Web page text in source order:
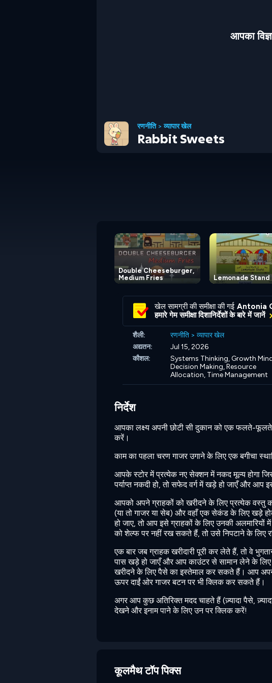
आपका
रणनीति>व्यापार खेल
Rabbit Sweets
Double Cheeseburger,
Medium Fries
Lemonade Stand
खेल सामग्री की समीक्षा की गई Antonia
हमारे गेम समीक्षा दिशानिर्देशों के बारे में जानें
शैली: रणनीति > व्यापार खेल
अद्यतन:
Jul 15, 2026
कौशल:
Systems Thinking,Growth
Decision Making,Resource
Allocation, Time Management
निर्देश
आपका लक्ष्य अपनी छोटी सी दुकान को एक फलते-
करें।
काम का पहला चरण गाजर उगाने के लिए एक बगीचा
आपके स्टोर में प्रत्येक नए सेक्शन में नकद मूल्य होगा
पर्याप्त नकदी हो, तो सफेद वर्ग में खड़े हो जाएँ और आप
आपको अपने ग्राहकों को खरीदने के लिए प्रत्येक
(या तो गाजर या सेब) और वहाँ एक सेकंड के लिए खड़े
हो जाए, तो आप इसे ग्राहकों के लिए उनकी
को शेल्फ पर नहीं रख सकते हैं, तो उसे निपटाने के लिए
एक बार जब ग्राहक खरीदारी पूरी कर लेते हैं, तो वे
पास खड़े हो जाएँ और आप काउंटर से सामान लेने के
खरीदने के लिए पैसे का इस्तेमाल कर सकते हैं। आप
ऊपर दाईं ओर गाजर बटन पर भी क्लिक कर सकते हैं।
अगर आप कुछ अतिरिक्त मदद चाहते हैं (ज़्यादा पैसे,
देखने और इनाम पाने के लिए उन पर क्लिक करें!
कूलमैथ टॉप पिक्स